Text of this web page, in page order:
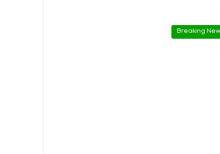
Breaking